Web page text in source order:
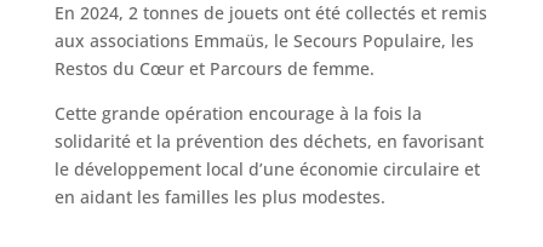
En 2024, 2 tonnes de jouets ont été collectés et remis
aux associations Emmaüs, le Secours Populaire, les
Restos du Cœur et Parcours de femme.
Cette grande opération encourage à la fois la
solidarité et la prévention des déchets, en favorisant
le développement local d’une économie circulaire et
en aidant les familles les plus modestes.